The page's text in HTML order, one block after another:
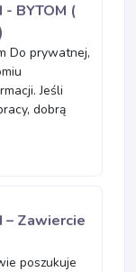
- BYTOM (
Do prywatnej,
Jeśli
dobrą
– Zawiercie
poszukuje